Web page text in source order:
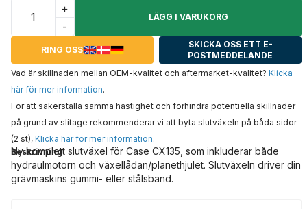
+
-
LÄGG I VARUKORG
RING OSS
SKICKA OSS ETT E-
POSTMEDDELANDE
Vad är skillnaden mellan OEM-kvalitet och aftermarket-kvalitet? Klicka
här för mer information.
För att säkerställa samma hastighet och förhindra potentiella skillnader
på grund av slitage rekommenderar vi att byta slutväxeln på båda sidor
(2 st), Klicka här för mer information.
Beskrivning
Ny komplett slutväxel för Case CX135, som inkluderar både
hydraulmotorn och växellådan/planethjulet. Slutväxeln driver din
grävmaskins gummi- eller stålsband.